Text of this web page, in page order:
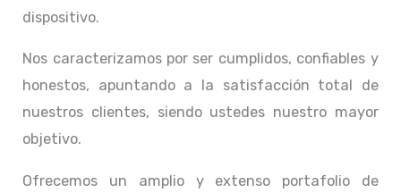
dispositivo.
Nos caracterizamos por ser cumplidos, confiables y
honestos, apuntando a la satisfacción total de
nuestros clientes, siendo ustedes nuestro mayor
objetivo.
Ofrecemos un amplio y extenso portafolio de